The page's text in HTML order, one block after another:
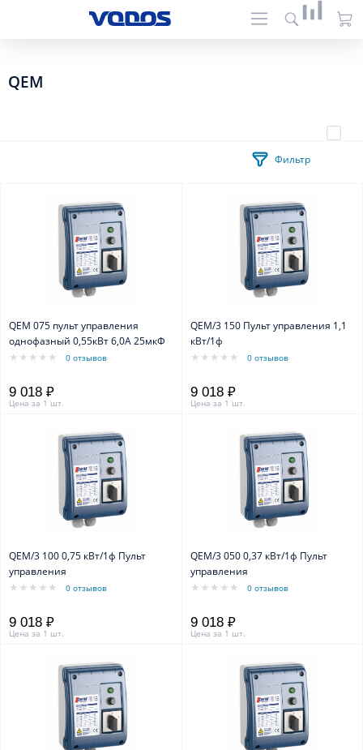
QEM
Фильтр
QEM 075 пульт управления
однофазный 0,55кВт 6,0А 25мкФ
0 отзывов
9 018 ₽
Цена за 1 шт.
QEM/3 150 Пульт управления 1,1
кВт/1ф
0 отзывов
9 018 ₽
Цена за 1 шт.
QEM/3 100 0,75 кВт/1ф Пульт
управления
0 отзывов
9 018 ₽
Цена за 1 шт.
QEM/3 050 0,37 кВт/1ф Пульт
управления
0 отзывов
9 018 ₽
Цена за 1 шт.